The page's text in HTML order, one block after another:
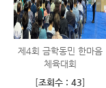
제4회 금학동민 한마음
체육대회
[조회수 : 43]